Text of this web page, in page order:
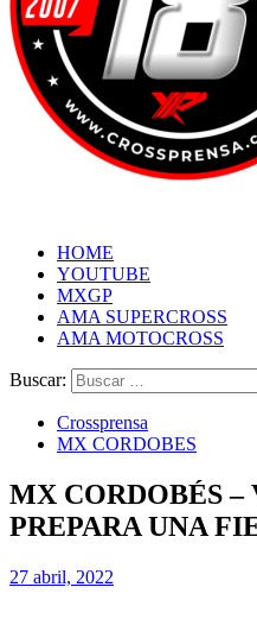
HOME
YOUTUBE
MXGP
AMA SUPERCROSS
AMA MOTOCROSS
Buscar:
Crossprensa
MX CORDOBES
MX CORDOBÉS
PREPARA UNA
27 abril, 2022